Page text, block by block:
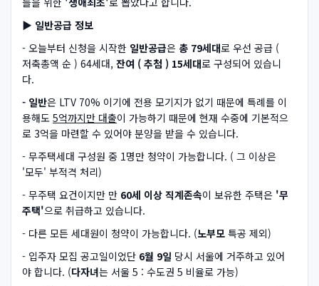
▶ 일반공급 정보
- 오늘부터 신청을 시작한 일반공급은 총 79세대로 우선 공급 (
저축총액 순 ) 64세대, 잔여 ( 추첨 ) 15세대로 구성되어 있습니
다.
- 일반은 LTV 70% 이기에 전용 모기지가 없기 때문에 특례를 이
용해도 5억까지만 대출이 가능하기 때문에 현재 수중에 기본적으
로 3억을 마련할 수 있어야 분양을 받을 수 있습니다.
- 무주택세대 구성원 중 1명만 청약이 가능합니다. ( 그 이상은
'모두' 부적격 처리)
- 무주택 요건이지만 만 60세 이상 직계존속이 보유한 주택은 '무
주택'으로 취급하고 있습니다.
- 다른 모든 세대원이 청약이 가능합니다. (노부모 특공 제외)
- 입주자 모집 공고일이었단 6월 9일 당시 서울에 거주하고 있어
야 합니다. (다자녀는 서울 5 : 수도권 5 비율로 가능)